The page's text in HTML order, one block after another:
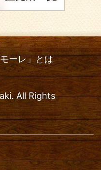
ーレ」とは
All Rights